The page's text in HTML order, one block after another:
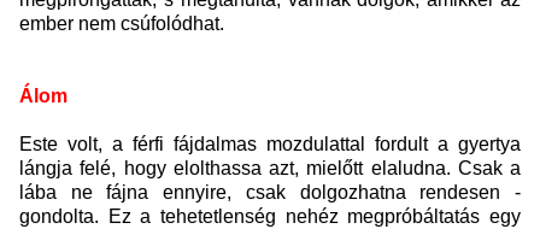
ember nem csúfolódhat.
Álom
Este volt, a férfi fájdalmas mozdulattal fordult a gyertya
lángja felé, hogy elolthassa azt, mielőtt elaludna. Csak a
lába ne fájna ennyire, csak dolgozhatna rendesen -
gondolta. Ez a tehetetlenség nehéz megpróbáltatás egy